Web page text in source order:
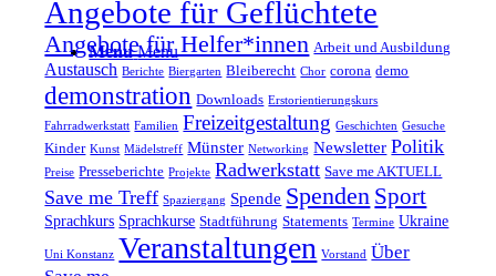
Menu Menu
Angebote für Geflüchtete
Angebote für Helfer*innen Arbeit und Ausbildung
Austausch Berichte Biergarten Bleiberecht Chor corona demo
demonstration Downloads Erstorientierungskurs
Fahrradwerkstatt Familien Freizeitgestaltung Geschichten Gesuche
Kinder Kunst Mädelstreff Münster Networking Newsletter Politik
Preise Presseberichte Projekte Radwerkstatt Save me AKTUELL
Save me Treff Spaziergang Spende Spenden Sport
Sprachkurs Sprachkurse Stadtführung Statements Termine Ukraine
Uni Konstanz Veranstaltungen Vorstand Über